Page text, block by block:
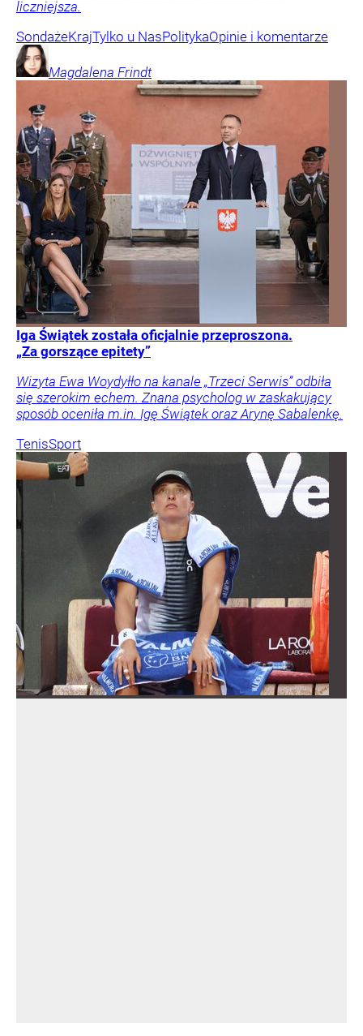
liczniejsza.
SondażeKrajTylko u NasPolitykaOpinie i komentarze
Magdalena Frindt
Iga Świątek została oficjalnie przeproszona.
„Za gorszące epitety”
Wizyta Ewa Woydyłło na kanale „Trzeci Serwis” odbiła
się szerokim echem. Znana psycholog w zaskakujący
sposób oceniła m.in. Igę Świątek oraz Arynę Sabalenkę.
TenisSport